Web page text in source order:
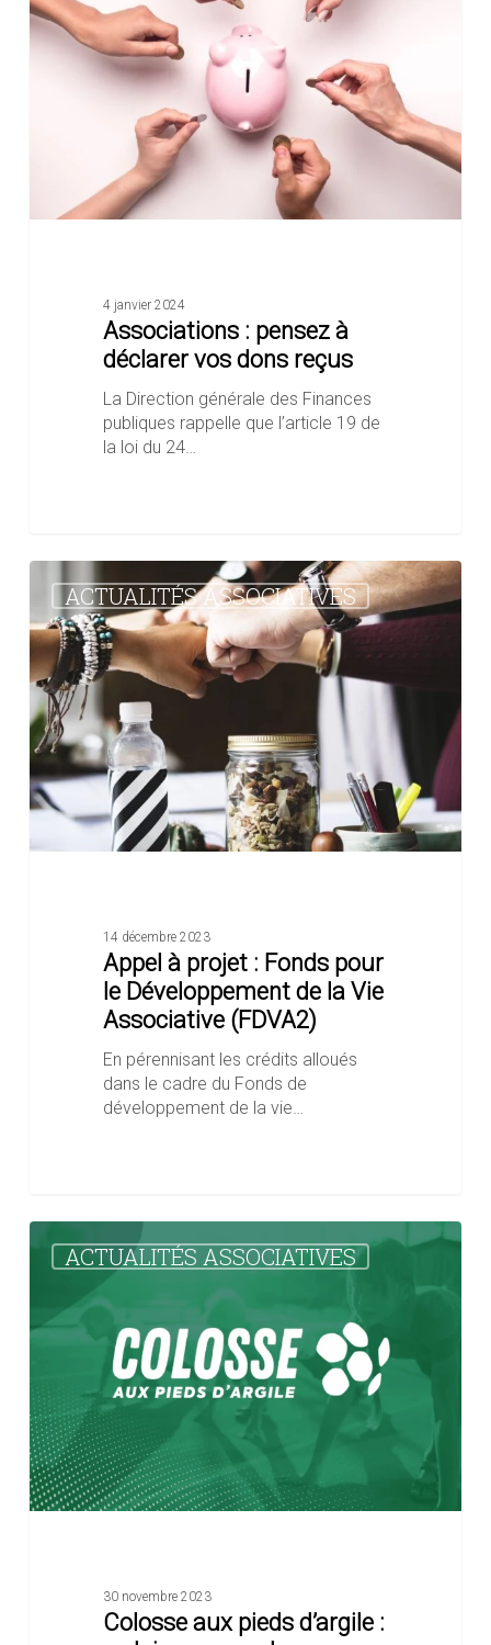
à
déclarer
4 janvier 2024
Associations : pensez à
déclarer vos dons reçus
La Direction générale des Finances
publiques rappelle que l’article 19 de
la loi du 24…
projet
:
Fonds
pour
le
Développement
de
la
Vie
Associative
ACTUALITÉS ASSOCIATIVES
14 décembre 2023
Appel à projet : Fonds pour
le Développement de la Vie
Associative (FDVA2)
En pérennisant les crédits alloués
dans le cadre du Fonds de
développement de la vie…
Colosse
d’argile
:
pas
les
violences
gagner
du
ACTUALITÉS ASSOCIATIVES
30 novembre 2023
Colosse aux pieds d’argile :